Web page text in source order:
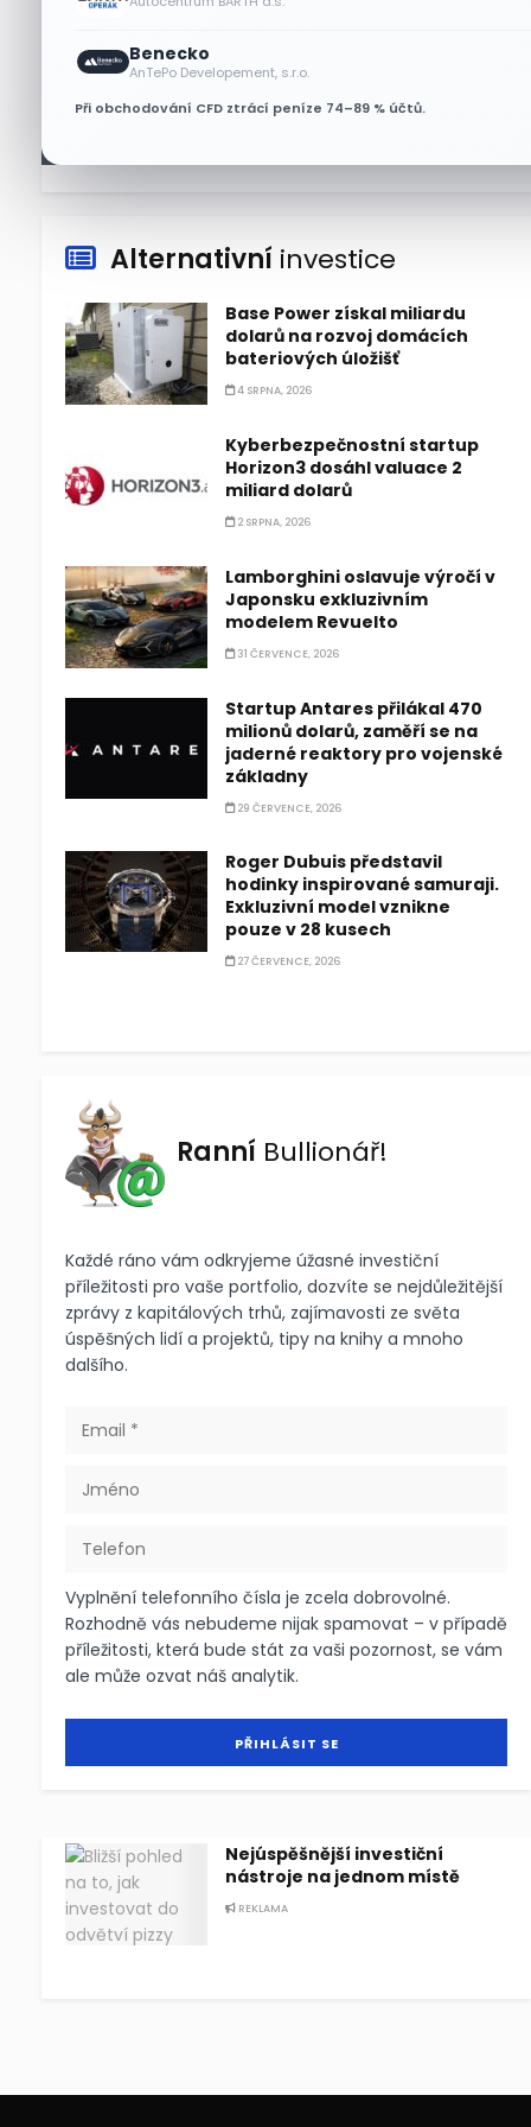
Benecko
AnTePo Developement, s.r.o.
Při obchodování CFD ztrácí peníze 74–89 % účtů.
Walmart a Eli Lilly?
4 SRPNA, 2026
Alternativní investice
Base Power získal miliardu
dolarů na rozvoj domácích
bateriových úložišť
4 SRPNA, 2026
Kyberbezpečnostní startup
Horizon3 dosáhl valuace 2
miliard dolarů
2 SRPNA, 2026
Lamborghini oslavuje výročí v
Japonsku exkluzivním
modelem Revuelto
31 ČERVENCE, 2026
Startup Antares přilákal 470
milionů dolarů, zaměří se na
jaderné reaktory pro vojenské
základny
29 ČERVENCE, 2026
Roger Dubuis představil
hodinky inspirované samuraji.
Exkluzivní model vznikne
pouze v 28 kusech
27 ČERVENCE, 2026
Ranní Bullionář!
Každé ráno vám odkryjeme úžasné investiční
příležitosti pro vaše portfolio, dozvíte se nejdůležitější
zprávy z kapitálových trhů, zajímavosti ze světa
úspěšných lidí a projektů, tipy na knihy a mnoho
dalšího.
Vyplnění telefonního čísla je zcela dobrovolné.
Rozhodně vás nebudeme nijak spamovat – v případě
příležitosti, která bude stát za vaši pozornost, se vám
ale může ozvat náš analytik.
Nejúspěšnější investiční
nástroje na jednom místě
REKLAMA